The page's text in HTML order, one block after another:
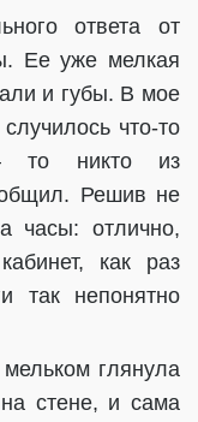
ответа от
Ее уже мелкая
и губы. В мое
что-то
то никто из
Решив не
часы: отлично,
как раз
так непонятно
глянула
стене, и сама